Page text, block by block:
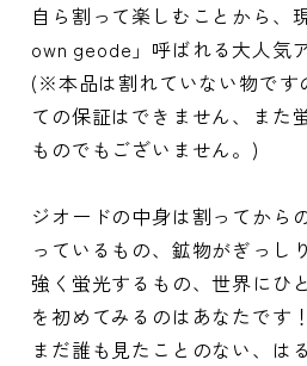
自ら割って楽しむことから、
own geode」呼ばれる大人気
(※本品は割れていない物です
ての保証はできません、また
ものでもございません。)
ジオードの中身は割ってから
っているもの、鉱物がぎっし
強く蛍光するもの、世界にひ
を初めてみるのはあなたです
まだ誰も見たことのない、は